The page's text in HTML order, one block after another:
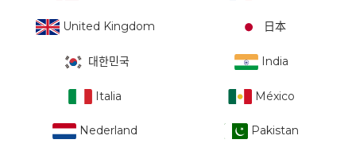
United Kingdom 日本
대한민국 India
Italia México
Nederland Pakistan